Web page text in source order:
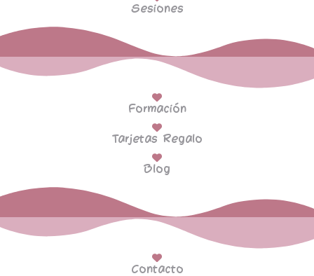
Sesiones
Formación
Tarjetas Regalo
Blog
Contacto